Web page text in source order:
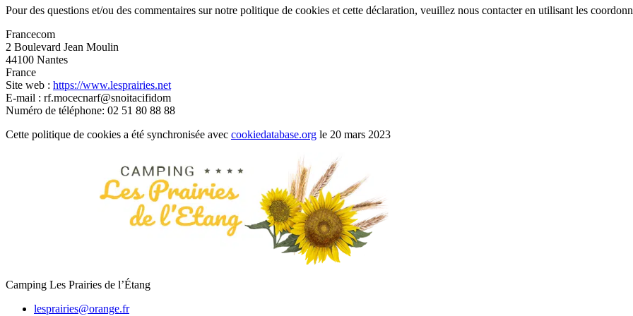
Pour des questions et/ou des commentaires sur notre politique de cookies et cette déclaration, veuillez nous contacter en utilisant les
Francecom
2 Boulevard Jean Moulin
44100 Nantes
France
Site web : https://www.lesprairies.net
E-mail : rf.mocecnarf@snoitacifidom
Numéro de téléphone: 02 51 80 88 88
Cette politique de cookies a été synchronisée avec cookiedatabase.org le 20 mars 2023
Camping Les Prairies de l’Étang
lesprairies@orange.fr